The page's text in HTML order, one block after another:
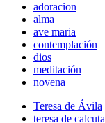
adoracion
alma
ave maria
contemplación
dios
meditación
novena
Teresa de Ávila
teresa de calcuta